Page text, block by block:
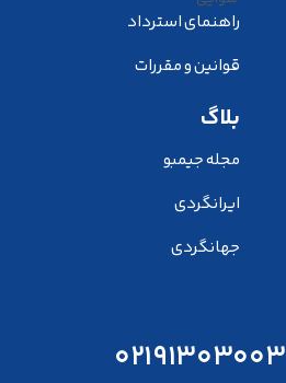
راهنمای استرداد
قوانین و مقررات
بلاگ
مجله جیمبو
ایرانگردی
جهانگردی
02191303003